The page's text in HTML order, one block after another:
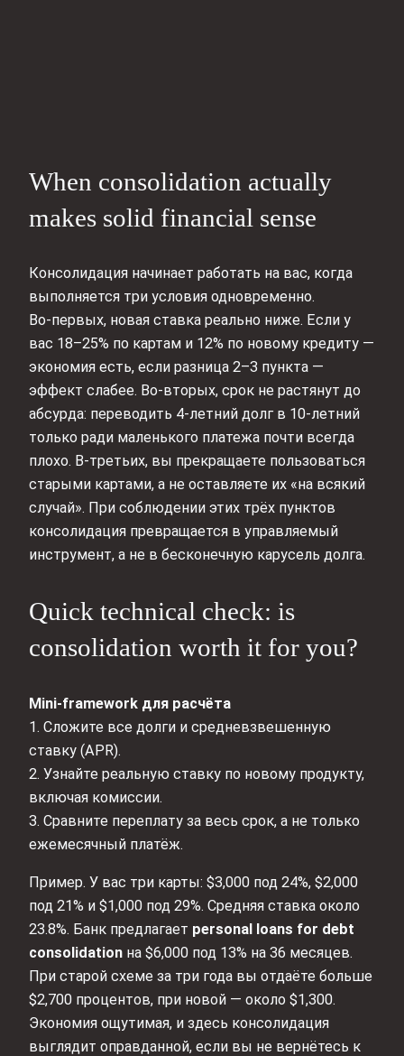
When consolidation actually
makes solid financial sense
Консолидация начинает работать на вас, когда
выполняется три условия одновременно.
Во‑первых, новая ставка реально ниже. Если у
вас 18–25% по картам и 12% по новому кредиту —
экономия есть, если разница 2–3 пункта —
эффект слабее. Во‑вторых, срок не растянут до
абсурда: переводить 4‑летний долг в 10‑летний
только ради маленького платежа почти всегда
плохо. В‑третьих, вы прекращаете пользоваться
старыми картами, а не оставляете их «на всякий
случай». При соблюдении этих трёх пунктов
консолидация превращается в управляемый
инструмент, а не в бесконечную карусель долга.
Quick technical check: is
consolidation worth it for you?
Mini‑framework для расчёта
1. Сложите все долги и средневзвешенную
ставку (APR).
2. Узнайте реальную ставку по новому продукту,
включая комиссии.
3. Сравните переплату за весь срок, а не только
ежемесячный платёж.
Пример. У вас три карты: $3,000 под 24%, $2,000
под 21% и $1,000 под 29%. Средняя ставка около
23.8%. Банк предлагает personal loans for debt
consolidation на $6,000 под 13% на 36 месяцев.
При старой схеме за три года вы отдаёте больше
$2,700 процентов, при новой — около $1,300.
Экономия ощутимая, и здесь консолидация
выглядит оправданной, если вы не вернётесь к